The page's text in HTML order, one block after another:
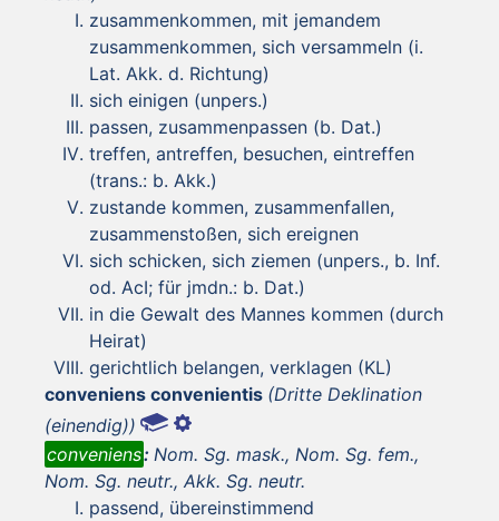
zusammenkommen, mit jemandem
zusammenkommen, sich versammeln (i.
Lat. Akk. d. Richtung)
sich einigen (unpers.)
passen, zusammenpassen (b. Dat.)
treffen, antreffen, besuchen, eintreffen
(trans.: b. Akk.)
zustande kommen, zusammenfallen,
zusammenstoßen, sich ereignen
sich schicken, sich ziemen (unpers., b. Inf.
od. AcI; für jmdn.: b. Dat.)
in die Gewalt des Mannes kommen (durch
Heirat)
gerichtlich belangen, verklagen (KL)
conveniens convenientis (Dritte Deklination
(einendig))
conveniens: Nom. Sg. mask., Nom. Sg. fem.,
Nom. Sg. neutr., Akk. Sg. neutr.
passend, übereinstimmend